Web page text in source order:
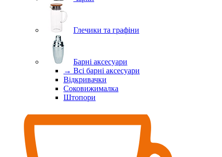
Глечики та графіни
Барні аксесуари
→ Всі барні аксесуари
Відкривачки
Соковижималка
Штопори